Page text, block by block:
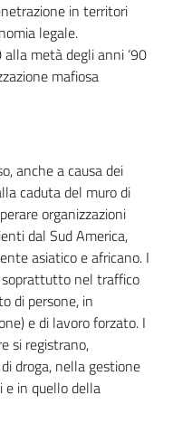
in territori
legale.
metà degli anni ‘90
mafiosa
anche a causa dei
caduta del muro di
organizzazioni
dal Sud America,
asiatico e africano. I
nel traffico
di persone, in
e di lavoro forzato. I
si registrano,
droga, nella gestione
in quello della